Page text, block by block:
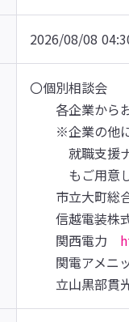
2026/08/08
〇個別相談会
各企業からお
※企業の他に
就職支援ナ
もご用意し
市立大町総
信越電装株
関西電力
関電アメニ
立山黒部貫